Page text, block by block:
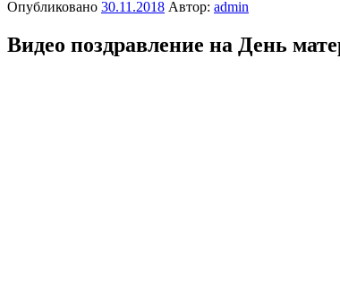
Опубликовано 30.11.2018 Автор: admin
Видео поздравление на День